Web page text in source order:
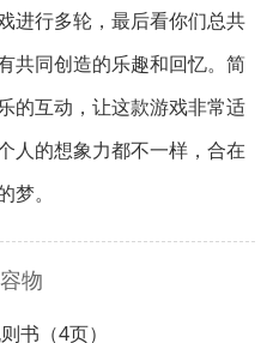
进行多轮，最后看你们总共
共同创造的乐趣和回忆。简
的互动，让这款游戏非常适
人的想象力都不一样，合在
。
物
书（4页）